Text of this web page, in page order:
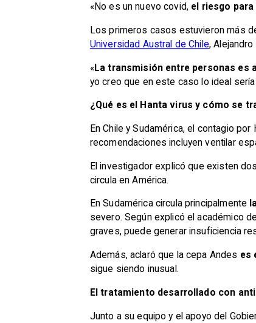
«No es un nuevo covid, el riesgo
Los primeros casos estuvieron más
Universidad Austral de Chile,
«La transmisión entre personas es
yo creo que en este caso lo ideal
¿Qué es el Hanta virus y cómo se
En Chile y Sudamérica, el contagio
recomendaciones incluyen ventilar
El investigador explicó que existen
circula en América.
En Sudamérica circula principalmente
severo. Según explicó el académico
graves, puede generar insuficiencia
Además, aclaró que la cepa Andes es
sigue siendo inusual.
El tratamiento desarrollado con
Junto a su equipo y el apoyo del